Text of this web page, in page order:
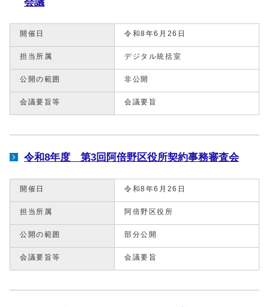
開催日 令和8年6月26日
担当所属 デジタル統括室
公開の範囲 非公開
会議要旨等 会議要旨
令和8年度 第3回阿倍野区役所契約事務審査会
開催日 令和8年6月26日
担当所属 阿倍野区役所
公開の範囲 部分公開
会議要旨等 会議要旨